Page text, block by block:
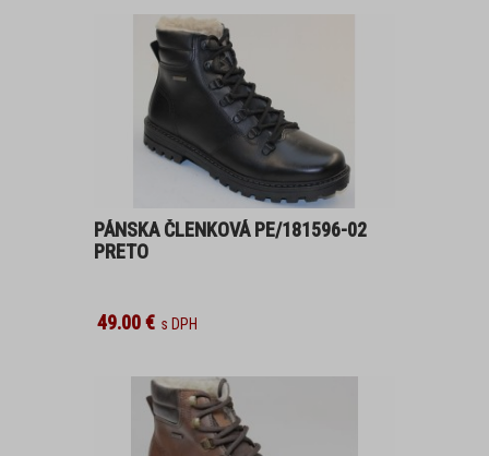
PANTOFLE, ŽABKY
POLOBOTKY
ZIMNÍ OBUV
UNISEX
PROFI
DÁMSKA OBUV
ŠĽAPKY, ŽABKY
PÁNSKA ČLENKOVÁ PE/181596-02
PRETO
49.00 €